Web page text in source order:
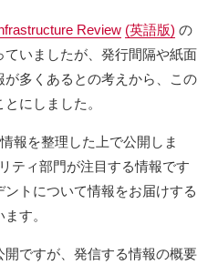
Review (英語版) の
いましたが、発行間隔や紙面
多くあるとの考えから、この
にしました。
報を整理した上で公開しま
ティ部門が注目する情報です
トについて情報をお届けする
す。
ですが、発信する情報の概要